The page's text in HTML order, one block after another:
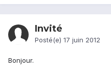
Invité
Posté(e) 17 juin 2012
Bonjour.